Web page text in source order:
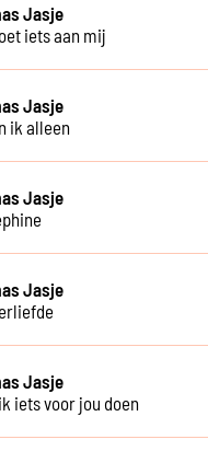
Jasje
iets aan mij
Jasje
ik alleen
Jasje
Jasje
Jasje
iets voor jou doen